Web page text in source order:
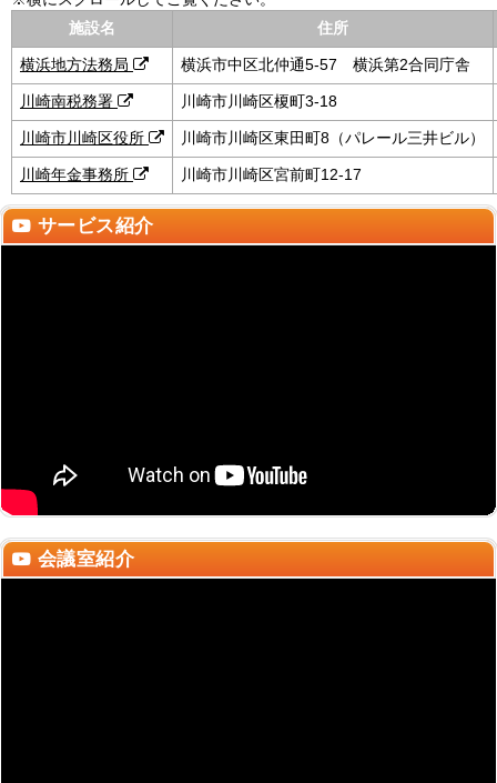
施設名
住所
横浜地方法務局 横浜市中区北仲通5-57 横浜第2合同庁舎
川崎南税務署 川崎市川崎区榎町3-18
川崎市川崎区役所 川崎市川崎区東田町8（パレール三井ビル）
川崎年金事務所 川崎市川崎区宮前町12-17
サービス紹介
会議室紹介